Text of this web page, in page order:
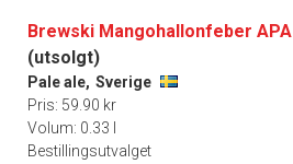
Brewski Mangohallonfeber APA
(utsolgt)
Pale ale, Sverige
Pris: 59.90 kr
Volum: 0.33 l
Bestillingsutvalget